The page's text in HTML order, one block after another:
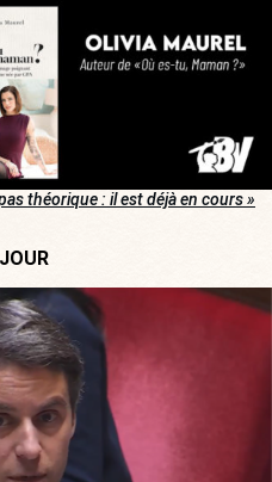
théorique : il est déjà en cours »